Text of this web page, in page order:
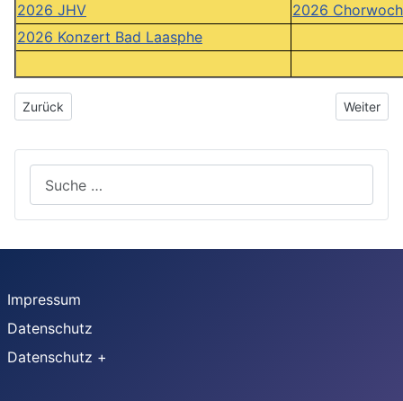
2026 JHV
2026
2026 Konzert Bad Laasphe
Vorheriger Beitrag: Das Jahr 2016 - JHV
Zurück Nächster
Weiter
Impressum
Datenschutz
Datenschutz +